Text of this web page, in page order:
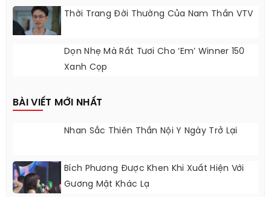
Thời Trang Đời Thường Của Nam Thần VTV
Dọn Nhẹ Mà Rất Tươi Cho ‘em’ Winner 150
Xanh Cọp
BÀI VIẾT MỚI NHẤT
Nhan Sắc Thiên Thần Nội Y Ngày Trở Lại
Bích Phương Được Khen Khi Xuất Hiện Với
Gương Mặt Khác Lạ